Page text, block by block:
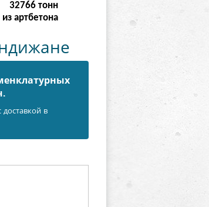
131070тонн
из артбетона
в